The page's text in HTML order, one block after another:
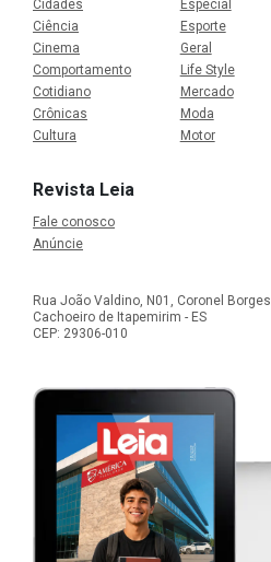
Cidades
Ciência
Cinema
Comportamento
Cotidiano
Crônicas
Cultura
Especial
Esporte
Geral
Life Style
Mercado
Moda
Motor
Revista Leia
Fale conosco
Anúncie
Rua João Valdino, N01, Coronel Borges
Cachoeiro de Itapemirim - ES
CEP: 29306-010